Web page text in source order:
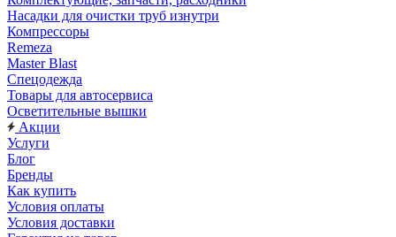
Насадки для очистки труб изнутри
Компрессоры
Remeza
Master Blast
Спецодежда
Товары для автосервиса
Осветительные вышки
Акции
Услуги
Блог
Бренды
Как купить
Условия оплаты
Условия доставки